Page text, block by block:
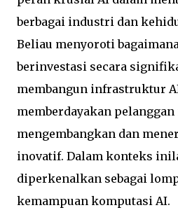
berbagai industri dan
Beliau menyoroti
berinvestasi secara
membangun infrastruktur
memberdayakan
mengembangkan dan
inovatif. Dalam konteks
diperkenalkan sebagai
kemampuan komputasi AI.